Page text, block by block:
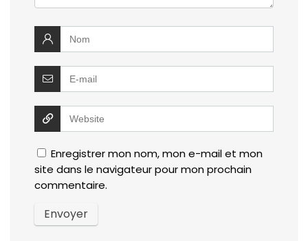
Enregistrer mon nom, mon e-mail et mon
site dans le navigateur pour mon prochain
commentaire.